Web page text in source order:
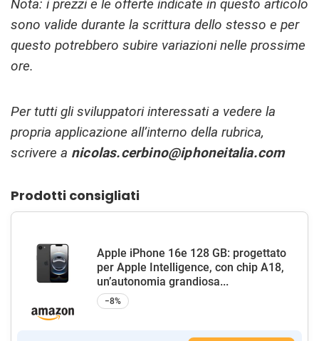
Nota: i prezzi e le offerte indicate in questo articolo
sono valide durante la scrittura dello stesso e per
questo potrebbero subire variazioni nelle prossime
ore.
Per tutti gli sviluppatori interessati a vedere la
propria applicazione all’interno della rubrica,
scrivere a nicolas.cerbino@iphoneitalia.com
Prodotti consigliati
Apple iPhone 16e 128 GB: progettato
per Apple Intelligence, con chip A18,
un’autonomia grandiosa...
−8%